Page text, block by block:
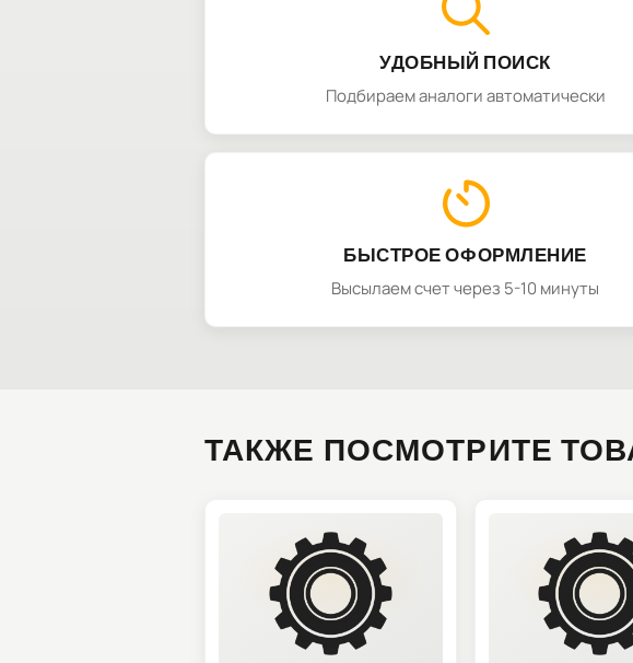
УДОБНЫЙ ПОИСК
Подбираем аналоги автоматически
БЫСТРОЕ ОФОРМЛЕНИЕ
Высылаем счет через 5-10 минуты
ТАКЖЕ ПОСМОТРИТЕ